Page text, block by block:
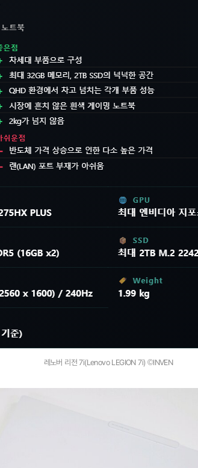
레노버 리전 7i(Lenovo LEGION 7i) ©INVEN